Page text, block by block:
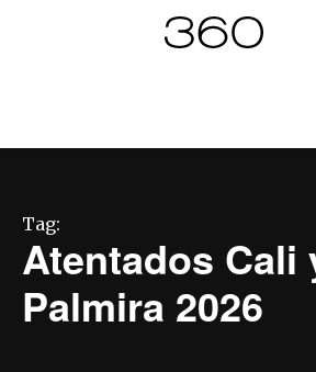
Tag:
Atentados Cali
Palmira 2026